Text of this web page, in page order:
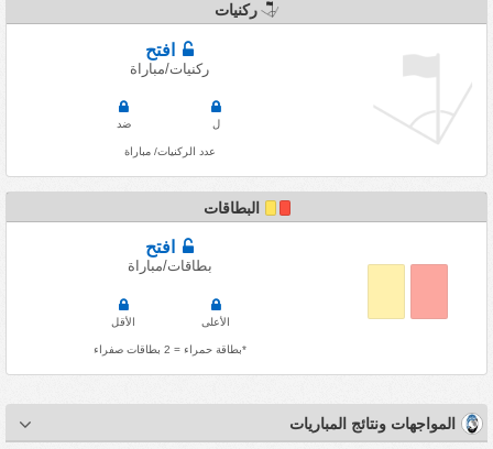
ركنيات
افتح
ركنيات/مباراة
ضد ل
عدد الركنيات/ مباراة
البطاقات
افتح
بطاقات/مباراة
الأقل الأعلى
*بطاقة حمراء = 2 بطاقات صفراء
المواجهات ونتائج المباريات